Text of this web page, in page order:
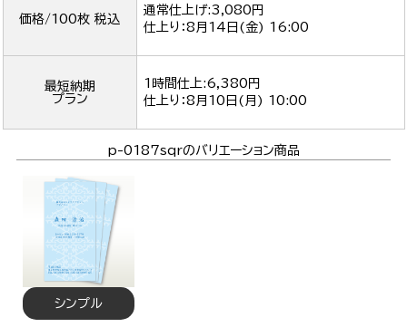
価格/100枚 税込
通常仕上げ:3,080円
仕上り：8月14日(金) 16:00
最短納期
プラン
1時間仕上:6,380円
仕上り：8月10日(月) 10:00
p-0187sqrのバリエーション商品
シンプル